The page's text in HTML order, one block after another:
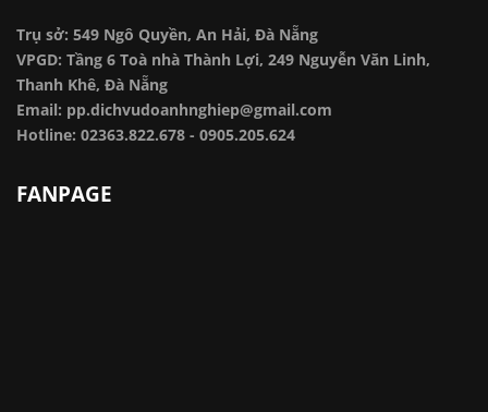
Trụ sở: 549 Ngô Quyền, An Hải, Đà Nẵng
VPGD: Tầng 6 Toà nhà Thành Lợi, 249 Nguyễn Văn Linh,
Thanh Khê, Đà Nẵng
Email: pp.dichvudoanhnghiep@gmail.com
Hotline: 02363.822.678 - 0905.205.624
FANPAGE